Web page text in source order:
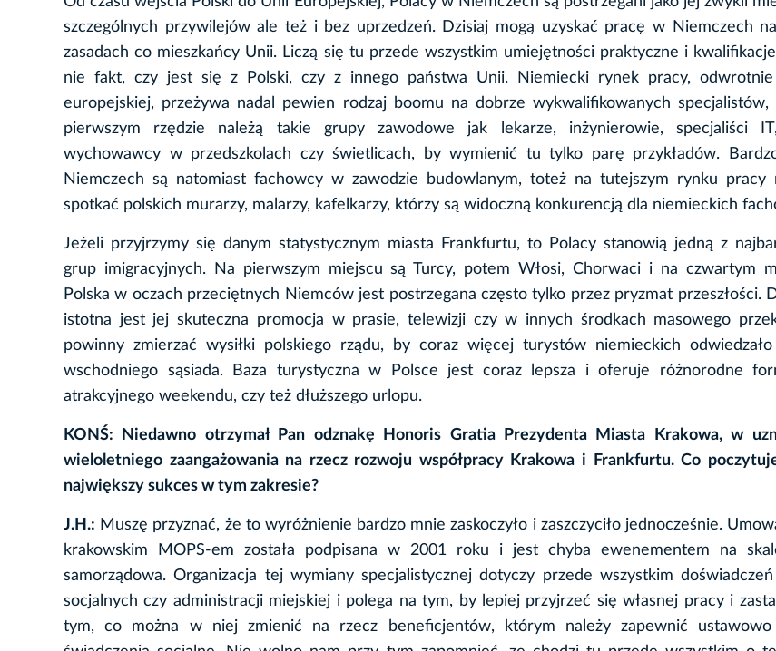
szczególnych przywilejów ale też i bez uprzedzeń. Dzisiaj mogą uzyskać pracę w Niemczech
zasadach co mieszkańcy Unii. Liczą się tu przede wszystkim umiejętności praktyczne i
nie fakt, czy jest się z Polski, czy z innego państwa Unii. Niemiecki rynek pracy,
europejskiej, przeżywa nadal pewien rodzaj boomu na dobrze wykwalifikowanych
pierwszym rzędzie należą takie grupy zawodowe jak lekarze, inżynierowie, specjaliści
wychowawcy w przedszkolach czy świetlicach, by wymienić tu tylko parę przykładów.
Niemczech są natomiast fachowcy w zawodzie budowlanym, toteż na tutejszym rynku pracy
spotkać polskich murarzy, malarzy, kafelkarzy, którzy są widoczną konkurencją dla niemieckich
Jeżeli przyjrzymy się danym statystycznym miasta Frankfurtu, to Polacy stanowią jedną z
grup imigracyjnych. Na pierwszym miejscu są Turcy, potem Włosi, Chorwaci i na czwartym
Polska w oczach przeciętnych Niemców jest postrzegana często tylko przez pryzmat przeszłości.
istotna jest jej skuteczna promocja w prasie, telewizji czy w innych środkach masowego
powinny zmierzać wysiłki polskiego rządu, by coraz więcej turystów niemieckich
wschodniego sąsiada. Baza turystyczna w Polsce jest coraz lepsza i oferuje różnorodne
atrakcyjnego weekendu, czy też dłuższego urlopu.
KONŚ: Niedawno otrzymał Pan odznakę Honoris Gratia Prezydenta Miasta Krakowa, w
wieloletniego zaangażowania na rzecz rozwoju współpracy Krakowa i Frankfurtu. Co
największy sukces w tym zakresie?
J.H.: Muszę przyznać, że to wyróżnienie bardzo mnie zaskoczyło i zaszczyciło jednocześnie.
krakowskim MOPS-em została podpisana w 2001 roku i jest chyba ewenementem na
samorządowa. Organizacja tej wymiany specjalistycznej dotyczy przede wszystkim
socjalnych czy administracji miejskiej i polega na tym, by lepiej przyjrzeć się własnej pracy i
tym, co można w niej zmienić na rzecz beneficjentów, którym należy zapewnić ustawowo